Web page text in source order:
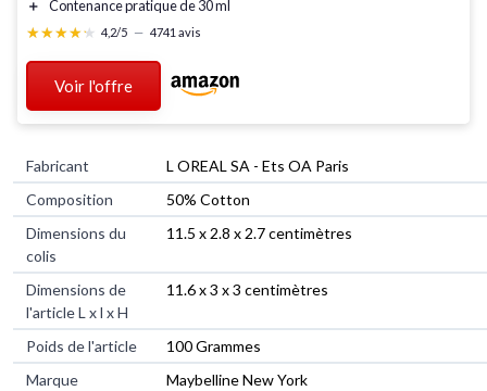
＋
Contenance pratique de 30 ml
★★★★★
★★★★★ 4,2/5 — 4741 avis
Voir l'offre
Fabricant
‎L OREAL SA - Ets OA Paris
Composition
‎50% Cotton
Dimensions du
colis
‎11.5 x 2.8 x 2.7 centimètres
Dimensions de
l'article L x l x H
‎11.6 x 3 x 3 centimètres
Poids de l'article
‎100 Grammes
Marque
‎Maybelline New York